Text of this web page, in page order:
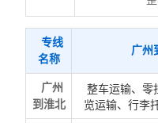
专线
名称
广州
广州
到淮北
整车运输、零
览运输、行李